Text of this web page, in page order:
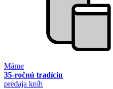
Máme
35-ročnú tradíciu
predaja kníh